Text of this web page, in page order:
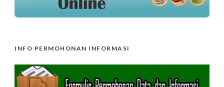
INFO PERMOHONAN INFORMASI